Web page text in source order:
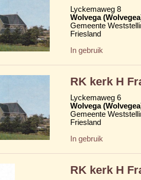
Lyckemaweg 8
Wolvega
Gemeente
Friesland
In gebruik
RK kerk H
Lyckemaweg 6
Wolvega
Gemeente
Friesland
In gebruik
RK kerk H